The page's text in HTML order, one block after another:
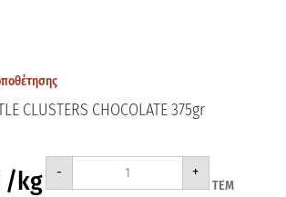
CLUSTERS CHOCOLATE 375gr
/kg -
NESTLE
CHOCOLATE
+
ΤΕΜ